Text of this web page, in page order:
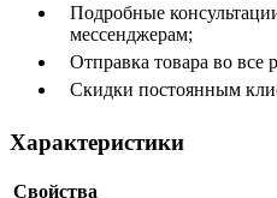
Подробные
мессенджерам;
Отправка товара во все
Скидки постоянным
Характеристики
Свойства